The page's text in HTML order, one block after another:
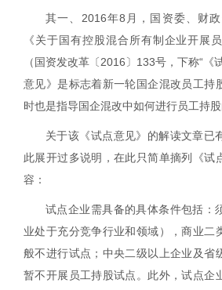
其一、 2016年8 月，国资委、财
《关于国有控股混合所有制企业开展
（国资发改革〔2016〕 133号，下称“《
意见》是标志着新一轮国企混改员工持
时也是指导国企混改中如何进行员工持股
关于该《试点意见》的解读文章已
此展开过多说明，在此只简单摘列《试
容：
试点企业需具备的具体条件包括：
业处于充分竞争行业和领域），商业二
般不进行试点；中央二级以上企业及省
暂不开展员工持股试点。此外，试点企